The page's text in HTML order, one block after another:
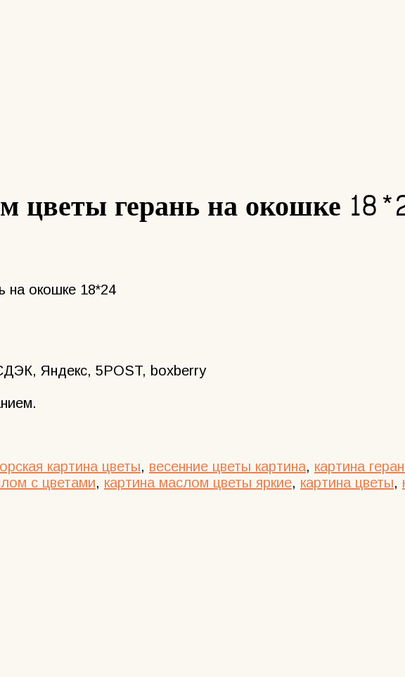
цветы герань на окошке
на окошке 18*24
Яндекс, 5POST, boxberry
картина цветы, весенние цветы картина, картина
с цветами, картина маслом цветы яркие, картина цветы,